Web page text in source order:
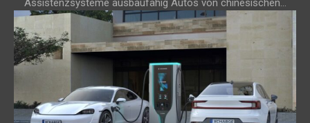
Assistenzsysteme ausbaufähig Autos von chinesischen...